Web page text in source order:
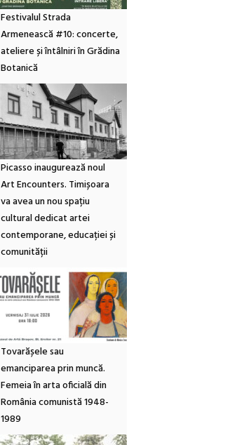
Festivalul Strada
Armenească #10: concerte,
ateliere și întâlniri în Grădina
Botanică
Picasso inaugurează noul
Art Encounters. Timișoara
va avea un nou spațiu
cultural dedicat artei
contemporane, educației și
comunității
Tovarășele sau
emanciparea prin muncă.
Femeia în arta oficială din
România comunistă 1948-
1989